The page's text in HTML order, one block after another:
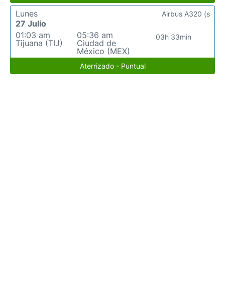
Lunes
27 Julio
01:03 am
Tijuana (TIJ)
05:36 am
Ciudad de
México (MEX)
03h 33min
Airbus A320 (s
Aterrizado - Puntual